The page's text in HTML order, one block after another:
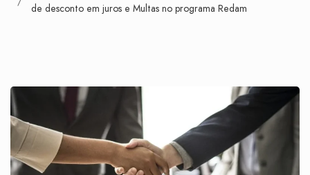
de desconto em juros e Multas no programa Redam